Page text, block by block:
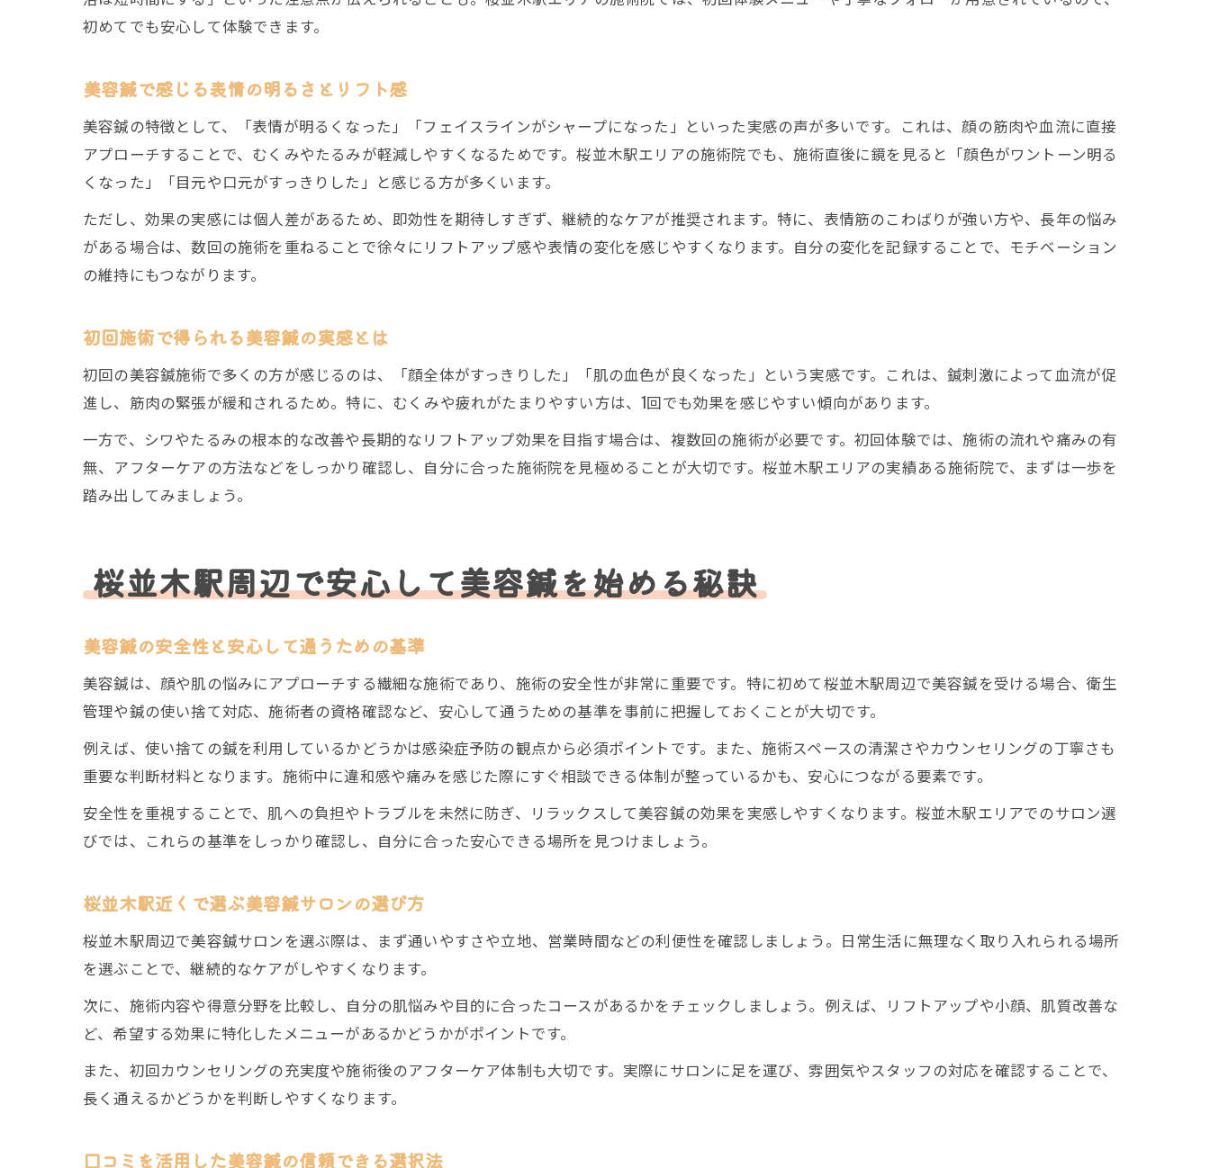
好転反応と美容鍼の正常な体の反応を解説
美容鍼で体が軽くなる理由とその仕組み
美容鍼後に感じる変化への不安を解消する方法
美容鍼が安心して受けられるサポート体制
初めてでも安心して体験できます。
美容鍼で感じる表情の明るさとリフト感
美容鍼の特徴として、「表情が明るくなった」「フェイスラインがシャープになった」といった実感の声が多いです。これは、顔の筋肉や血流に直接
アプローチすることで、むくみやたるみが軽減しやすくなるためです。桜並木駅エリアの施術院でも、施術直後に鏡を見ると「顔色がワントーン明る
くなった」「目元や口元がすっきりした」と感じる方が多くいます。
ただし、効果の実感には個人差があるため、即効性を期待しすぎず、継続的なケアが推奨されます。特に、表情筋のこわばりが強い方や、長年の悩み
がある場合は、数回の施術を重ねることで徐々にリフトアップ感や表情の変化を感じやすくなります。自分の変化を記録することで、モチベーション
の維持にもつながります。
初回施術で得られる美容鍼の実感とは
初回の美容鍼施術で多くの方が感じるのは、「顔全体がすっきりした」「肌の血色が良くなった」という実感です。これは、鍼刺激によって血流が促
進し、筋肉の緊張が緩和されるため。特に、むくみや疲れがたまりやすい方は、1回でも効果を感じやすい傾向があります。
一方で、シワやたるみの根本的な改善や長期的なリフトアップ効果を目指す場合は、複数回の施術が必要です。初回体験では、施術の流れや痛みの有
無、アフターケアの方法などをしっかり確認し、自分に合った施術院を見極めることが大切です。桜並木駅エリアの実績ある施術院で、まずは一歩を
踏み出してみましょう。
桜並木駅周辺で安心して美容鍼を始める秘訣
美容鍼の安全性と安心して通うための基準
美容鍼は、顔や肌の悩みにアプローチする繊細な施術であり、施術の安全性が非常に重要です。特に初めて桜並木駅周辺で美容鍼を受ける場合、衛生
管理や鍼の使い捨て対応、施術者の資格確認など、安心して通うための基準を事前に把握しておくことが大切です。
例えば、使い捨ての鍼を利用しているかどうかは感染症予防の観点から必須ポイントです。また、施術スペースの清潔さやカウンセリングの丁寧さも
重要な判断材料となります。施術中に違和感や痛みを感じた際にすぐ相談できる体制が整っているかも、安心につながる要素です。
安全性を重視することで、肌への負担やトラブルを未然に防ぎ、リラックスして美容鍼の効果を実感しやすくなります。桜並木駅エリアでのサロン選
びでは、これらの基準をしっかり確認し、自分に合った安心できる場所を見つけましょう。
桜並木駅近くで選ぶ美容鍼サロンの選び方
桜並木駅周辺で美容鍼サロンを選ぶ際は、まず通いやすさや立地、営業時間などの利便性を確認しましょう。日常生活に無理なく取り入れられる場所
を選ぶことで、継続的なケアがしやすくなります。
次に、施術内容や得意分野を比較し、自分の肌悩みや目的に合ったコースがあるかをチェックしましょう。例えば、リフトアップや小顔、肌質改善な
ど、希望する効果に特化したメニューがあるかどうかがポイントです。
また、初回カウンセリングの充実度や施術後のアフターケア体制も大切です。実際にサロンに足を運び、雰囲気やスタッフの対応を確認することで、
長く通えるかどうかを判断しやすくなります。
口コミを活用した美容鍼の信頼できる選択法